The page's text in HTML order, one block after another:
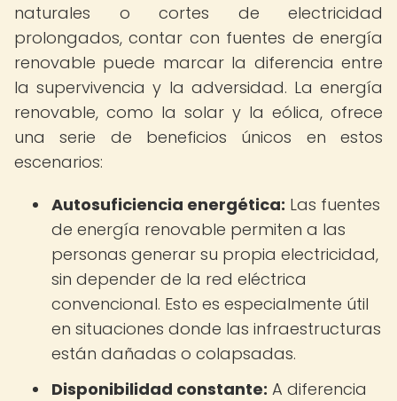
naturales o cortes de electricidad
prolongados, contar con fuentes de energía
renovable puede marcar la diferencia entre
la supervivencia y la adversidad. La energía
renovable, como la solar y la eólica, ofrece
una serie de beneficios únicos en estos
escenarios:
Autosuficiencia energética: Las fuentes
de energía renovable permiten a las
personas generar su propia electricidad,
sin depender de la red eléctrica
convencional. Esto es especialmente útil
en situaciones donde las infraestructuras
están dañadas o colapsadas.
Disponibilidad constante: A diferencia